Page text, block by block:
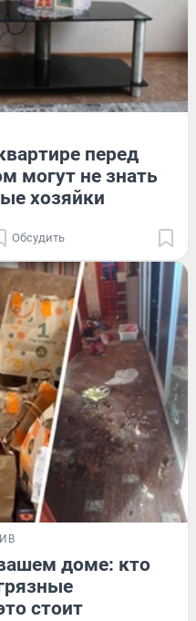
перед
могут не знать
хозяйки
Обсудить
доме: кто
стоит